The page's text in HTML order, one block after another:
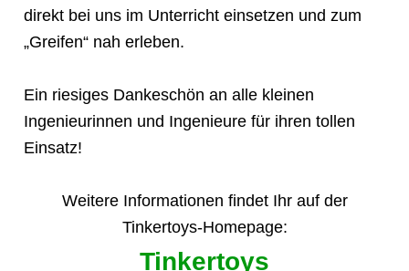
direkt bei uns im Unterricht einsetzen und zum
„Greifen“ nah erleben.
Ein riesiges Dankeschön an alle kleinen
Ingenieurinnen und Ingenieure für ihren tollen
Einsatz!
Weitere Informationen findet Ihr auf der
Tinkertoys-Homepage:
Tinkertoys